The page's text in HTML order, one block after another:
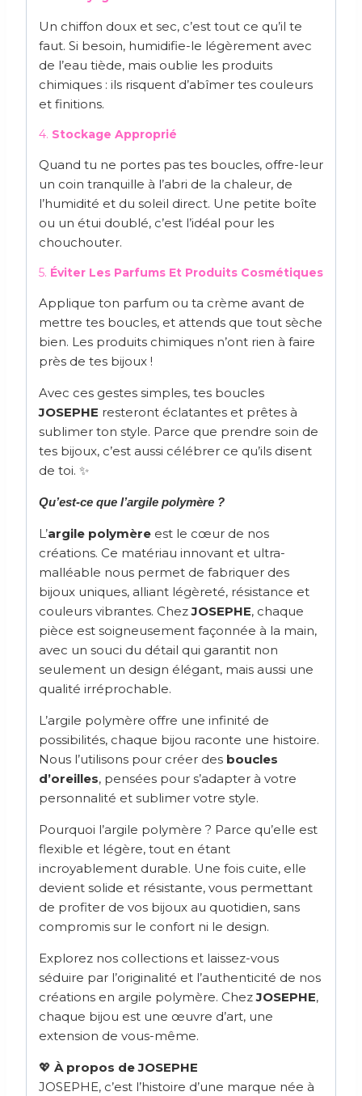
Un chiffon doux et sec, c’est tout ce qu’il te
faut. Si besoin, humidifie-le légèrement avec
de l’eau tiède, mais oublie les produits
chimiques : ils risquent d’abîmer tes couleurs
et finitions.
4. Stockage Approprié
Quand tu ne portes pas tes boucles, offre-leur
un coin tranquille à l’abri de la chaleur, de
l’humidité et du soleil direct. Une petite boîte
ou un étui doublé, c’est l’idéal pour les
chouchouter.
5. Éviter Les Parfums Et Produits Cosmétiques
Applique ton parfum ou ta crème avant de
mettre tes boucles, et attends que tout sèche
bien. Les produits chimiques n’ont rien à faire
près de tes bijoux !
Avec ces gestes simples, tes boucles
JOSEPHE resteront éclatantes et prêtes à
sublimer ton style. Parce que prendre soin de
tes bijoux, c’est aussi célébrer ce qu’ils disent
de toi. ✨
Qu’est-ce que l’argile polymère ?
L’argile polymère est le cœur de nos
créations. Ce matériau innovant et ultra-
malléable nous permet de fabriquer des
bijoux uniques, alliant légèreté, résistance et
couleurs vibrantes. ChezJOSEPHE, chaque
pièce est soigneusement façonnée à la main,
avec un souci du détail qui garantit non
seulement un design élégant, mais aussi une
qualité irréprochable.
L’argile polymère offre une infinité de
possibilités, chaque bijou raconte une histoire.
Nous l’utilisons pour créer des boucles
d’oreilles, pensées pour s’adapter à votre
personnalité et sublimer votre style.
Pourquoi l’argile polymère ? Parce qu’elle est
flexible et légère, tout en étant
incroyablement durable. Une fois cuite, elle
devient solide et résistante, vous permettant
de profiter de vos bijoux au quotidien, sans
compromis sur le confort ni le design.
Explorez nos collections et laissez-vous
séduire par l’originalité et l’authenticité de nos
créations en argile polymère. ChezJOSEPHE,
chaque bijou est une œuvre d’art, une
extension de vous-même.
💖 À propos de JOSEPHE
JOSEPHE, c’est l’histoire d’une marque née à